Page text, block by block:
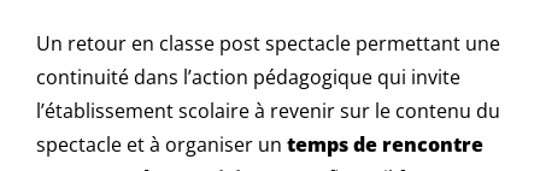
Un retour en classe post spectacle permettant une
continuité dans l’action pédagogique qui invite
l’établissement scolaire à revenir sur le contenu du
spectacle et à organiser un temps de rencontre